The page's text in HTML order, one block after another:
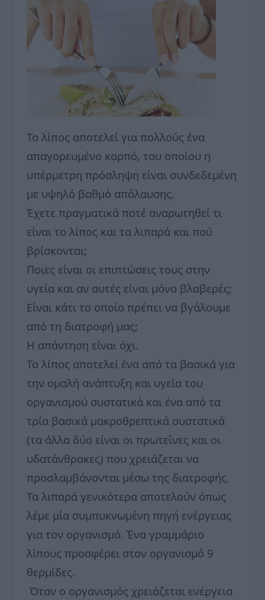
Το λίπος αποτελεί για πολλούς ένα
απαγορευμένο καρπό, του οποίου η
υπέρμετρη πρόσληψη είναι συνδεδεμένη
με υψηλό βαθμό απόλαυσης.
Έχετε πραγματικά ποτέ αναρωτηθεί τι
είναι το λίπος και τα λιπαρά και πού
βρίσκονται;
Ποιες είναι οι επιπτώσεις τους στην
υγεία και αν αυτές είναι μόνο βλαβερές;
Είναι κάτι το οποίο πρέπει να βγάλουμε
από τη διατροφή μας;
Η απάντηση είναι όχι.
Το λίπος αποτελεί ένα από τα βασικά για
την ομαλή ανάπτυξη και υγεία του
οργανισμού συστατικά και ένα από τα
τρία βασικά μακροθρεπτικά συστατικά
(τα άλλα δύο είναι οι πρωτεΐνες και οι
υδατάνθρακες) που χρειάζεται να
προσλαμβάνονται μέσω της διατροφής.
Τα λιπαρά γενικότερα αποτελούν όπως
λέμε μία συμπυκνωμένη πηγή ενέργειας
για τον οργανισμό. Ένα γραμμάριο
λίπους προσφέρει στον οργανισμό 9
θερμίδες.
Όταν ο οργανισμός χρειάζεται ενέργεια